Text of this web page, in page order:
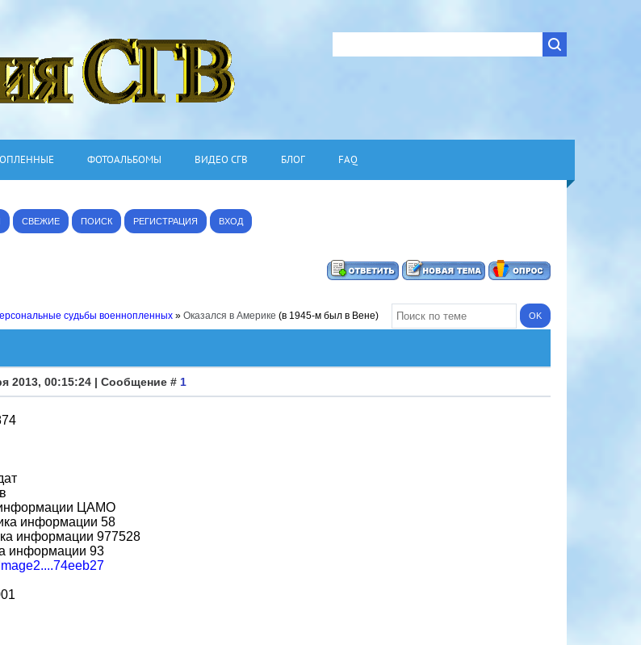
ФОТОАЛЬБОМЫ ВИДЕО СГВ БЛОГ FAQ
СВЕЖИЕ ПОИСК РЕГИСТРАЦИЯ ВХОД
судьбы военнопленных » Оказался в Америке (в 1945-м был в Вене)
2013, 00:15:24 | Сообщение # 1
информации ЦАМО
информации 58
информации 977528
информации 93